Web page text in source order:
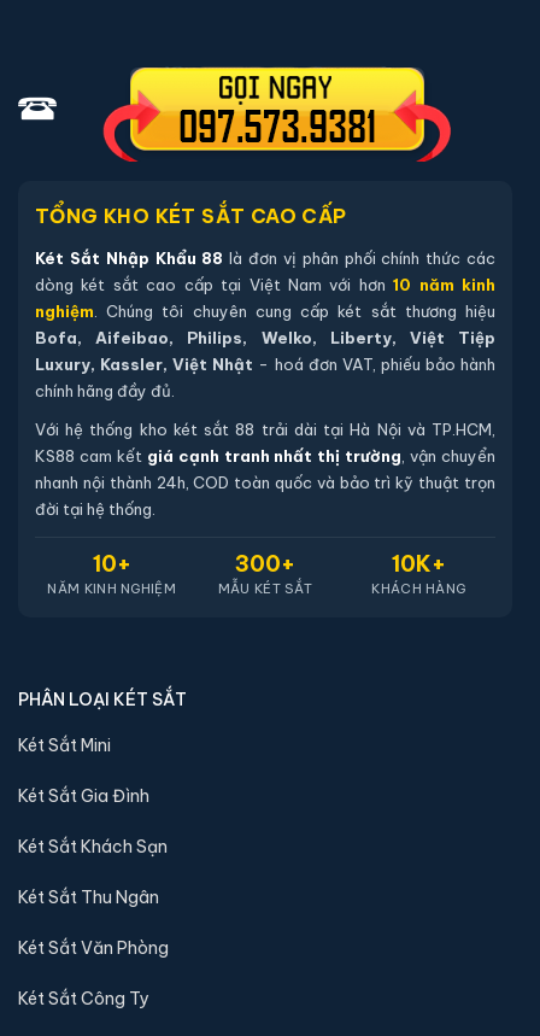
thể qua xem trực tiếp, trường hợp không có két sắt
nhập khẩu 88 sẽ báo lại và chuyển kho còn sản phẩm
tới quý khách
Sản phẩm cùng dòng Két sắt Liberty
Khám phá thêm các mẫu thuộc dòng Két sắt Liberty
để tiện
so sánh kích thước, công nghệ khoá và mức giá trước khi đặt
hàng.
Két sắt mini Liberty LB30S-G vân tay điện tử màu
📐 Kích thước:
⚖️ Trọng lượng:
🛡️ Bảo hành:24 tháng
4,290,000 đ
TỔNG KHO KÉT SẮT CAO CẤP
Két Sắt Nhập Khẩu 88 là đơn vị phân phối chính thức các
dòng két sắt cao cấp tại Việt Nam với hơn10 năm kinh
nghiệm . Chúng tôi chuyên cung cấp két sắt thương hiệu
Bofa, Aifeibao, Philips, Welko, Liberty, Việt Tiệp
Luxury, Kassler, Việt Nhật - hoá đơn VAT, phiếu bảo hành
chính hãng đầy đủ.
Với hệ thống kho két sắt 88 trải dài tại Hà Nội và TP.HCM,
KS88 cam kết giá cạnh tranh nhất thị trường , vận chuyển
nhanh nội thành 24h, COD toàn quốc và bảo trì kỹ thuật trọn
đời tại hệ thống.
10+
NĂM KINH NGHIỆM
300+
MẪU KÉT SẮT
10K+
KHÁCH HÀNG
PHÂN LOẠI KÉT SẮT
Két Sắt Mini
Két Sắt Gia Đình
Két Sắt Khách Sạn
Két Sắt Thu Ngân
Két Sắt Văn Phòng
Két Sắt Công Ty